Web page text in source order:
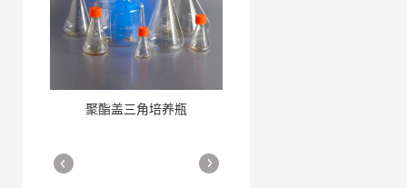
聚酯盖三角培养瓶